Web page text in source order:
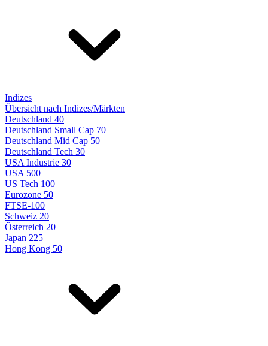
Indizes
Übersicht nach Indizes/Märkten
Deutschland 40
Deutschland Small Cap 70
Deutschland Mid Cap 50
Deutschland Tech 30
USA Industrie 30
USA 500
US Tech 100
Eurozone 50
FTSE-100
Schweiz 20
Österreich 20
Japan 225
Hong Kong 50